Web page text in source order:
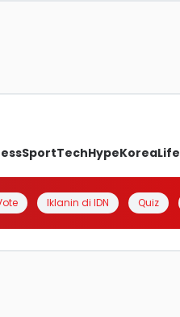
SportTechHypeKoreaLife
Iklanin di IDN Quiz